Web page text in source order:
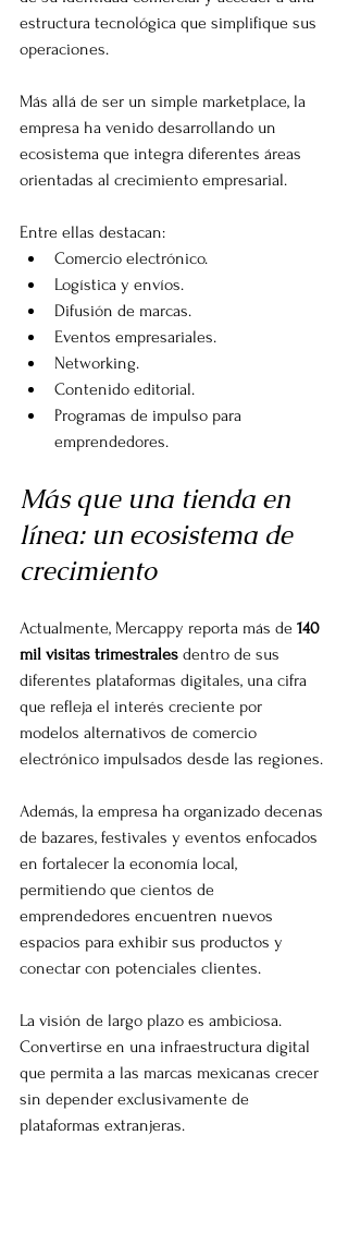
estructura tecnológica que simplifique sus
operaciones.
Más allá de ser un simple marketplace, la
empresa ha venido desarrollando un
ecosistema que integra diferentes áreas
orientadas al crecimiento empresarial.
Entre ellas destacan:
Comercio electrónico.
Logística y envíos.
Difusión de marcas.
Eventos empresariales.
Networking.
Contenido editorial.
Programas de impulso para
emprendedores.
Más que una tienda en
línea: un ecosistema de
crecimiento
Actualmente, Mercappy reporta más de 140
mil visitas trimestrales dentro de sus
diferentes plataformas digitales, una cifra
que refleja el interés creciente por
modelos alternativos de comercio
electrónico impulsados desde las regiones.
Además, la empresa ha organizado decenas
de bazares, festivales y eventos enfocados
en fortalecer la economía local,
permitiendo que cientos de
emprendedores encuentren nuevos
espacios para exhibir sus productos y
conectar con potenciales clientes.
La visión de largo plazo es ambiciosa.
Convertirse en una infraestructura digital
que permita a las marcas mexicanas crecer
sin depender exclusivamente de
plataformas extranjeras.